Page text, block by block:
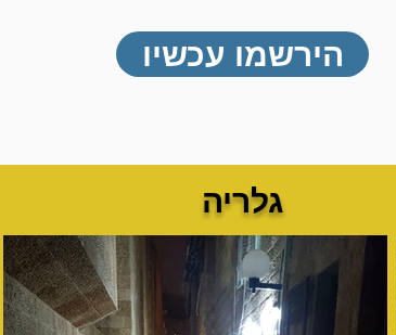
הירשמו עכשיו
גלריה